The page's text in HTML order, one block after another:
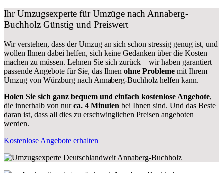
Ihr Umzugsexperte für Umzüge nach Annaberg-
Buchholz Günstig und Preiswert
Wir verstehen, dass der Umzug an sich schon stressig genug ist, und
wollen Ihnen dabei helfen, sich keine Gedanken über die Kosten
machen zu müssen. Lehnen Sie sich zurück – wir haben garantiert
passende Angebote für Sie, das Ihnen ohne Probleme mit Ihrem
Umzug von Würzburg nach Annaberg-Buchholz helfen kann.
Holen Sie sich ganz bequem und einfach kostenlose Angebote,
die innerhalb von nurca. 4 Minuten bei Ihnen sind. Und das Beste
daran ist, dass all dies zu erschwinglichen Preisen angeboten
werden.
Kostenlose Angebote erhalten